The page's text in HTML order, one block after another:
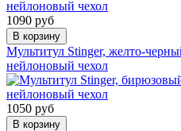
1090 руб
В корзину
Мультитул Stinger, желто-
нейлоновый чехол
1050 руб
В корзину